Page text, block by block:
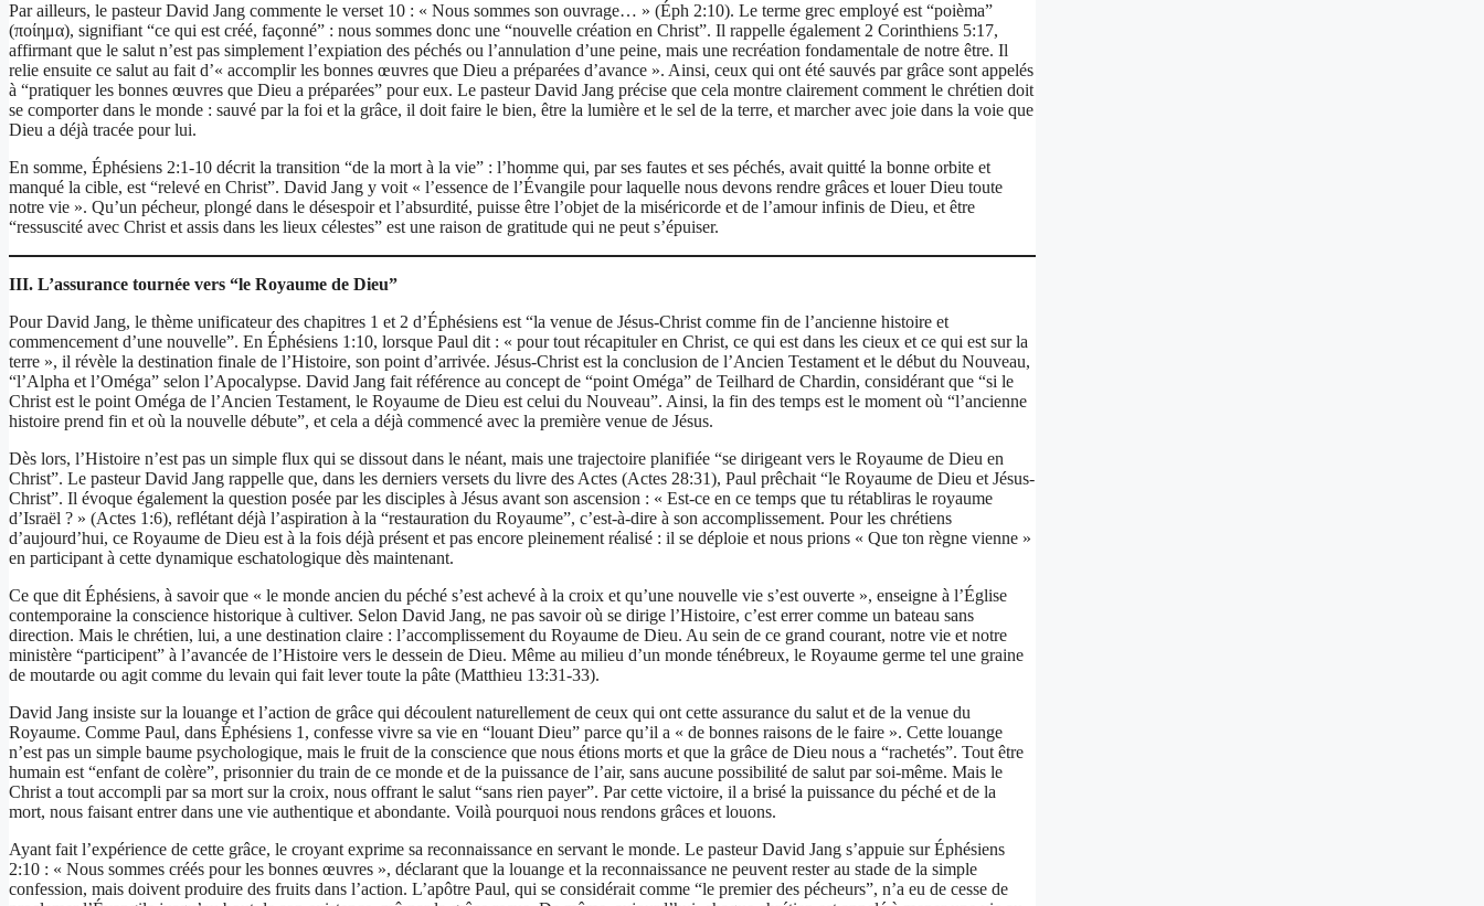
Par ailleurs, le pasteur David Jang commente le verset 10 : « Nous sommes son ouvrage… » (Éph 2:10). Le terme grec employé est “poièma”
(ποίημα), signifiant “ce qui est créé, façonné” : nous sommes donc une “nouvelle création en Christ”. Il rappelle également 2 Corinthiens 5:17,
affirmant que le salut n’est pas simplement l’expiation des péchés ou l’annulation d’une peine, mais une recréation fondamentale de notre être. Il
relie ensuite ce salut au fait d’« accomplir les bonnes œuvres que Dieu a préparées d’avance ». Ainsi, ceux qui ont été sauvés par grâce sont appelés
à “pratiquer les bonnes œuvres que Dieu a préparées” pour eux. Le pasteur David Jang précise que cela montre clairement comment le chrétien doit
se comporter dans le monde : sauvé par la foi et la grâce, il doit faire le bien, être la lumière et le sel de la terre, et marcher avec joie dans la voie que
Dieu a déjà tracée pour lui.
En somme, Éphésiens 2:1-10 décrit la transition “de la mort à la vie” : l’homme qui, par ses fautes et ses péchés, avait quitté la bonne orbite et
manqué la cible, est “relevé en Christ”. David Jang y voit « l’essence de l’Évangile pour laquelle nous devons rendre grâces et louer Dieu toute
notre vie ». Qu’un pécheur, plongé dans le désespoir et l’absurdité, puisse être l’objet de la miséricorde et de l’amour infinis de Dieu, et être
“ressuscité avec Christ et assis dans les lieux célestes” est une raison de gratitude qui ne peut s’épuiser.
III. L’assurance tournée vers “le Royaume de Dieu”
Pour David Jang, le thème unificateur des chapitres 1 et 2 d’Éphésiens est “la venue de Jésus-Christ comme fin de l’ancienne histoire et
commencement d’une nouvelle”. En Éphésiens 1:10, lorsque Paul dit : « pour tout récapituler en Christ, ce qui est dans les cieux et ce qui est sur la
terre », il révèle la destination finale de l’Histoire, son point d’arrivée. Jésus-Christ est la conclusion de l’Ancien Testament et le début du Nouveau,
“l’Alpha et l’Oméga” selon l’Apocalypse. David Jang fait référence au concept de “point Oméga” de Teilhard de Chardin, considérant que “si le
Christ est le point Oméga de l’Ancien Testament, le Royaume de Dieu est celui du Nouveau”. Ainsi, la fin des temps est le moment où “l’ancienne
histoire prend fin et où la nouvelle débute”, et cela a déjà commencé avec la première venue de Jésus.
Dès lors, l’Histoire n’est pas un simple flux qui se dissout dans le néant, mais une trajectoire planifiée “se dirigeant vers le Royaume de Dieu en
Christ”. Le pasteur David Jang rappelle que, dans les derniers versets du livre des Actes (Actes 28:31), Paul prêchait “le Royaume de Dieu et Jésus-
Christ”. Il évoque également la question posée par les disciples à Jésus avant son ascension : « Est-ce en ce temps que tu rétabliras le royaume
d’Israël ? » (Actes 1:6), reflétant déjà l’aspiration à la “restauration du Royaume”, c’est-à-dire à son accomplissement. Pour les chrétiens
d’aujourd’hui, ce Royaume de Dieu est à la fois déjà présent et pas encore pleinement réalisé : il se déploie et nous prions « Que ton règne vienne »
en participant à cette dynamique eschatologique dès maintenant.
Ce que dit Éphésiens, à savoir que « le monde ancien du péché s’est achevé à la croix et qu’une nouvelle vie s’est ouverte », enseigne à l’Église
contemporaine la conscience historique à cultiver. Selon David Jang, ne pas savoir où se dirige l’Histoire, c’est errer comme un bateau sans
direction. Mais le chrétien, lui, a une destination claire : l’accomplissement du Royaume de Dieu. Au sein de ce grand courant, notre vie et notre
ministère “participent” à l’avancée de l’Histoire vers le dessein de Dieu. Même au milieu d’un monde ténébreux, le Royaume germe tel une graine
de moutarde ou agit comme du levain qui fait lever toute la pâte (Matthieu 13:31-33).
David Jang insiste sur la louange et l’action de grâce qui découlent naturellement de ceux qui ont cette assurance du salut et de la venue du
Royaume. Comme Paul, dans Éphésiens 1, confesse vivre sa vie en “louant Dieu” parce qu’il a « de bonnes raisons de le faire ». Cette louange
n’est pas un simple baume psychologique, mais le fruit de la conscience que nous étions morts et que la grâce de Dieu nous a “rachetés”. Tout être
humain est “enfant de colère”, prisonnier du train de ce monde et de la puissance de l’air, sans aucune possibilité de salut par soi-même. Mais le
Christ a tout accompli par sa mort sur la croix, nous offrant le salut “sans rien payer”. Par cette victoire, il a brisé la puissance du péché et de la
mort, nous faisant entrer dans une vie authentique et abondante. Voilà pourquoi nous rendons grâces et louons.
Ayant fait l’expérience de cette grâce, le croyant exprime sa reconnaissance en servant le monde. Le pasteur David Jang s’appuie sur Éphésiens
2:10 : « Nous sommes créés pour les bonnes œuvres », déclarant que la louange et la reconnaissance ne peuvent rester au stade de la simple
confession, mais doivent produire des fruits dans l’action. L’apôtre Paul, qui se considérait comme “le premier des pécheurs”, n’a eu de cesse de